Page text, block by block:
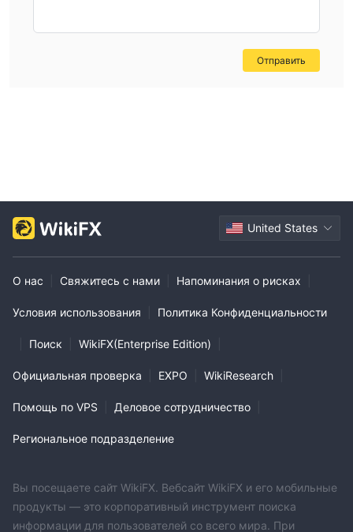
Отправить
United States
О нас Свяжитесь с нами Напоминания о рисках
Условия использования Политика Конфиденциальности
Поиск WikiFX(Enterprise Edition)
Официальная проверка EXPO WikiResearch
Помощь по VPS Деловое сотрудничество
Региональное подразделение
Вы посещаете сайт WikiFX. Вебсайт WikiFX и его мобильные
продукты — это корпоративный инструмент поиска
информации для пользователей со всего мира. При